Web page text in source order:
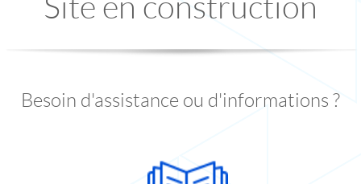
Site en construction
Besoin d'assistance ou d'informations ?